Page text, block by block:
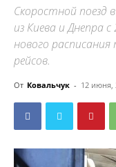
Скоростной поезд
из Киева и Днепра
нового
рейсов.
От Ковальчук - 12 июня,